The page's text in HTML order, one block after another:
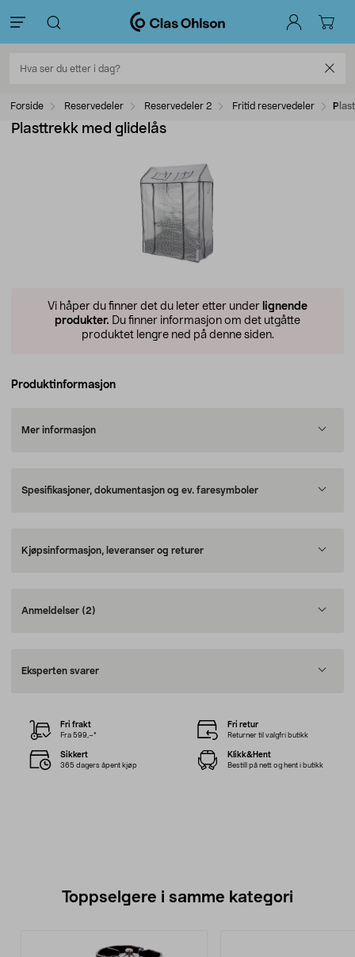
Forside Reservedeler Reservedeler 2 Fritid reservedeler
Plasttrekk med glidelås
Vi håper du finner det du leter etter under lignende
produkter. Du finner informasjon om det utgåtte
produktet lengre ned på denne siden.
Produktinformasjon
Mer informasjon
Spesifikasjoner, dokumentasjon og ev. faresymboler
Kjøpsinformasjon, leveranser og returer
Anmeldelser (2)
Eksperten svarer
Fri frakt
Fra 599,–*
Fri retur
Returner til valgfri butikk
Sikkert
365 dagers åpent kjøp
Klikk&Hent
Bestill på nett og hent i butikk
Toppselgere i samme kategori